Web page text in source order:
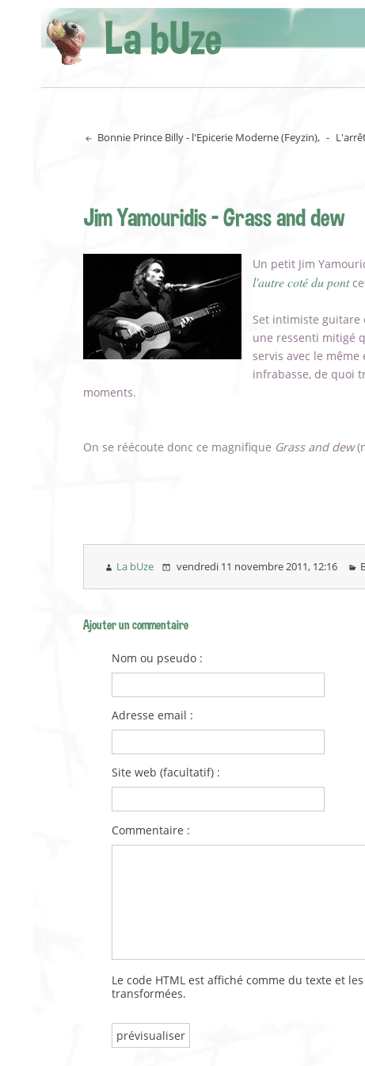
La bUze
Bonnie Prince Billy - l'Epicerie Moderne (Feyzin), -
Jim Yamouridis - Grass and dew
Un petit Jim
l'autre coté du pont
Set intimiste guitare
une ressenti mitigé
servis avec le
infrabasse, de quoi
moments.
On se réécoute donc ce magnifique Grass and dew
La bUze vendredi 11 novembre 2011, 12:16
Ajouter un commentaire
Nom ou pseudo :
Adresse email :
Site web (facultatif) :
Commentaire :
Le code HTML est affiché comme du texte et
transformées.